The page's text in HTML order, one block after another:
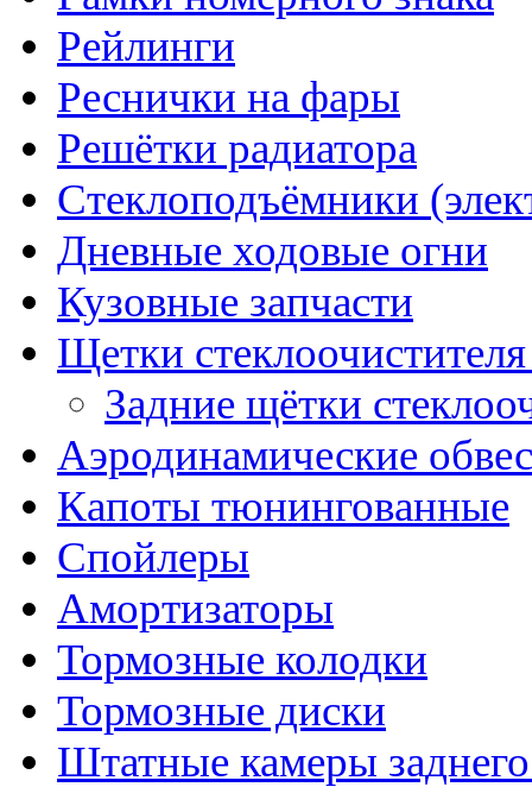
Рейлинги
Реснички на фары
Решётки радиатора
Стеклоподъёмники
Дневные ходовые огни
Кузовные запчасти
Щетки
Задние щётки
Аэродинамические
Капоты тюнингованные
Спойлеры
Амортизаторы
Тормозные колодки
Тормозные диски
Штатные камеры